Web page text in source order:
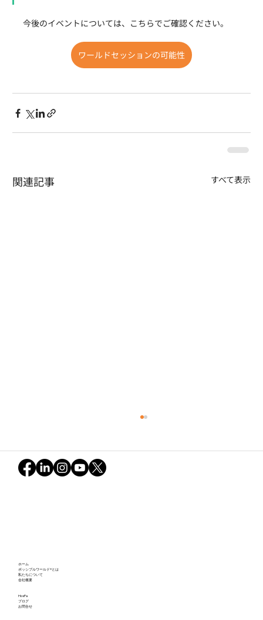
今後のイベントについては、こちらでご確認ください。
ワールドセッションの可能性
関連記事 すべて表示
22 May 2025
ホーム
ポッシブルワールド®とは
私たちについて
会社概要
HosPa
ブログ
お問合せ